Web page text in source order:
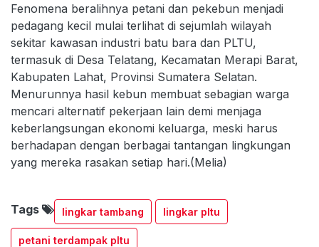
Fenomena beralihnya petani dan pekebun menjadi
pedagang kecil mulai terlihat di sejumlah wilayah
sekitar kawasan industri batu bara dan PLTU,
termasuk di Desa Telatang, Kecamatan Merapi Barat,
Kabupaten Lahat, Provinsi Sumatera Selatan.
Menurunnya hasil kebun membuat sebagian warga
mencari alternatif pekerjaan lain demi menjaga
keberlangsungan ekonomi keluarga, meski harus
berhadapan dengan berbagai tantangan lingkungan
yang mereka rasakan setiap hari.(Melia)
Tags lingkar tambang lingkar pltu
petani terdampak pltu